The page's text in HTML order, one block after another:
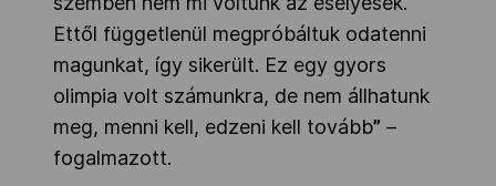
Ettől függetlenül megpróbáltuk odatenni
magunkat, így sikerült. Ez egy gyors
olimpia volt számunkra, de nem állhatunk
meg, menni kell, edzeni kell tovább” –
fogalmazott.